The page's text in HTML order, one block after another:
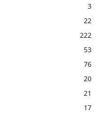
3
22
222
53
76
20
21
17